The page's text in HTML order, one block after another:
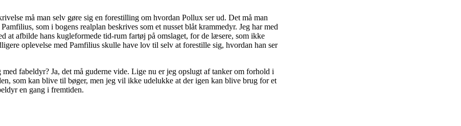
må man selv gøre sig en forestilling om hvordan Pollux ser ud. Det må man
som i bogens realplan beskrives som et nusset blåt krammedyr. Jeg har med
at afbilde hans kugleformede tid-rum fartøj på omslaget, for de læsere, som ikke
oplevelse med Pamfilius skulle have lov til selv at forestille sig, hvordan han ser
fabeldyr? Ja, det må guderne vide. Lige nu er jeg opslugt af tanker om forhold i
som kan blive til bøger, men jeg vil ikke udelukke at der igen kan blive brug for et
en gang i fremtiden.